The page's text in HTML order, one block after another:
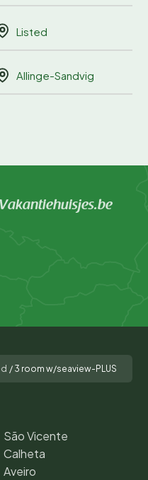
Listed
Allinge-Sandvig
/ 3 room w/seaview-PLUS
São Vicente
Calheta
Aveiro